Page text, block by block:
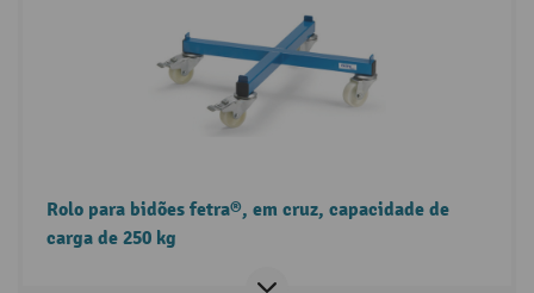
Rolo para bidões fetra®, em cruz, capacidade de
carga de 250 kg